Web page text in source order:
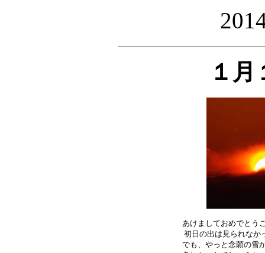
１
あけましておめでとう
初日の出は見られなか
でも、やっと念願の雪